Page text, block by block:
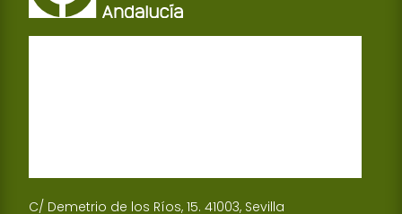
C/ Demetrio de los Ríos, 15. 41003, Sevilla